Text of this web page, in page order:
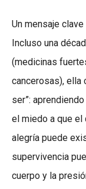
Un mensaje
Incluso una
(medicinas
cancerosas), ella
ser”:
el miedo a que el
alegría puede
supervivencia
cuerpo y la